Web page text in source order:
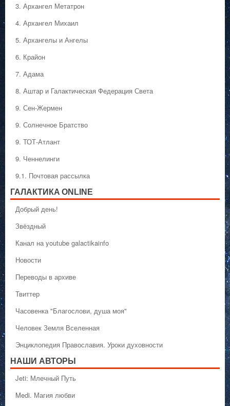
3. Архангел Метатрон
4. Архангел Михаил
5. Архангелы и Ангелы
6. Крайон
7. Адама
8. Аштар и Галактическая Федерация Света
9. Сен-Жермен
9. Солнечное Братство
9. ТОТ-Атлант
9. Ченнелинги
9.1. Почтовая рассылка
ГАЛАКТИКA ONLINE
Добрый день!
Звёздный
Канал на youtube galactikainfo
Новости
Переводы в архиве
Твиттер
Часовенка "Благослови, душа моя"
Человек Земля Вселенная
Энциклопедия Православия. Уроки духовности
НАШИ АВТОРЫ
Jeti: Млечный Путь
Medi. Магия любви